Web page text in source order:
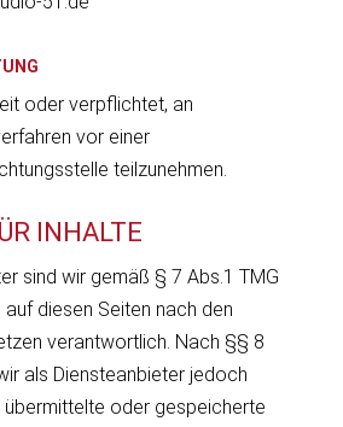
oder verpflichtet, an
vor einer
teilzunehmen.
INHALTE
sind wir gemäß § 7 Abs.1 TMG
diesen Seiten nach den
verantwortlich. Nach §§ 8
als Diensteanbieter jedoch
oder gespeicherte